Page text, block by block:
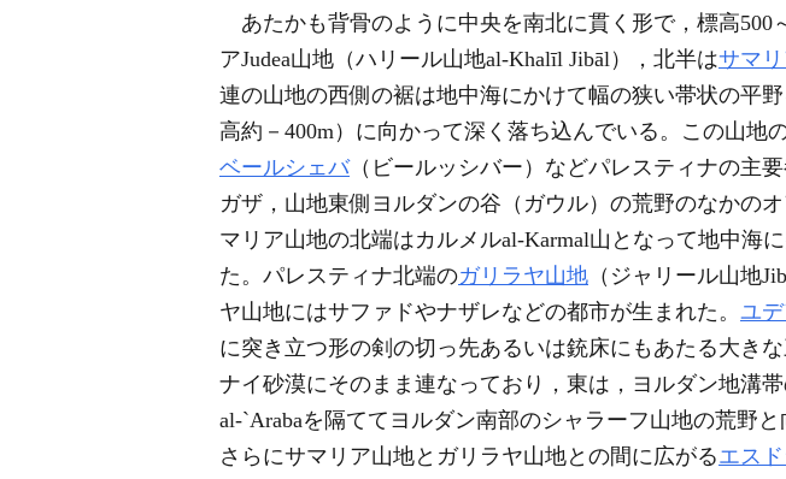
あたかも背骨のように中央を南北に貫く形で，標高500
アJudea山地（ハリール山地al-Khalīl Jibāl），北半はサマ
連の山地の西側の裾は地中海にかけて幅の狭い帯状の平
高約－400m）に向かって深く落ち込んでいる。この山地
ベールシェバ（ビールッシバー）などパレスティナの主
ガザ，山地東側ヨルダンの谷（ガウル）の荒野のなかの
マリア山地の北端はカルメルal-Karmal山となって地中海
た。パレスティナ北端のガリラヤ山地 （ジャリール山地
ヤ山地にはサファドやナザレなどの都市が生まれた。 ユ
に突き立つ形の剣の切っ先あるいは銃床にもあたる大き
ナイ砂漠にそのまま連なっており，東は，ヨルダン地溝
al-`Arabaを隔ててヨルダン南部のシャラーフ山地の荒野
さらにサマリア山地とガリラヤ山地との間に広がるエス